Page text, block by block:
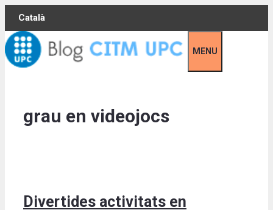
Skip
content
Català
MENU
grau en videojocs
Divertides activitats en